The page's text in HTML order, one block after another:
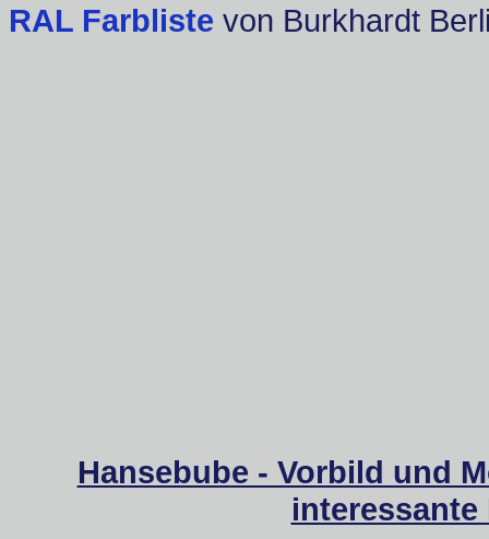
RAL Farbliste von Burkhardt
Hansebube - Vorbild und